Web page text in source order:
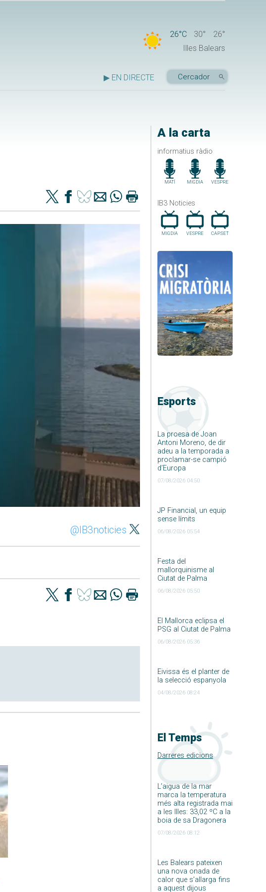
26°C 30°
26°
Illes Balears
▶ EN DIRECTE
A la carta
informatius ràdio
MATÍ MIGDIA VESPRE
IB3 Noticies
MIGDIA VESPRE CAP.SET
Esports
La proesa de Joan
Antoni Moreno, de dir
adeu a la temporada a
proclamar-se campió
d’Europa
07/08/2026 04:50
JP Financial, un equip
sense límits
06/08/2026 05:54
Festa del
mallorquinisme al
Ciutat de Palma
06/08/2026 05:50
El Mallorca eclipsa el
PSG al Ciutat de Palma
06/08/2026 05:36
Eivissa és el planter de
la selecció espanyola
04/08/2026 08:24
El Temps
Darreres edicions
L’aigua de la mar
marca la temperatura
més alta registrada mai
a les Illes: 33,02 ºC a la
boia de sa Dragonera
07/08/2026 08:12
Les Balears pateixen
una nova onada de
calor que s’allarga fins
a aquest dijous
@IB3noticies